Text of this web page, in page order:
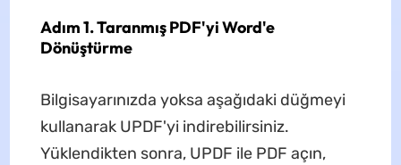
Adım 1. Taranmış PDF'yi Word'e
Dönüştürme
Bilgisayarınızda yoksa aşağıdaki düğmeyi
kullanarak UPDF'yi indirebilirsiniz.
Yüklendikten sonra, UPDF ile PDF açın,